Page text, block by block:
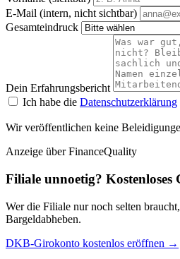
E-Mail (intern, nicht sichtbar)
Gesamteindruck
Dein Erfahrungsbericht
Ich habe die Datenschutzerklärung
Wir veröffentlichen keine
Anzeige über FinanceQuality
Filiale unnoetig?
Wer die Filiale nur noch selten
Bargeldabheben.
DKB-Girokonto kostenlos eröffnen →